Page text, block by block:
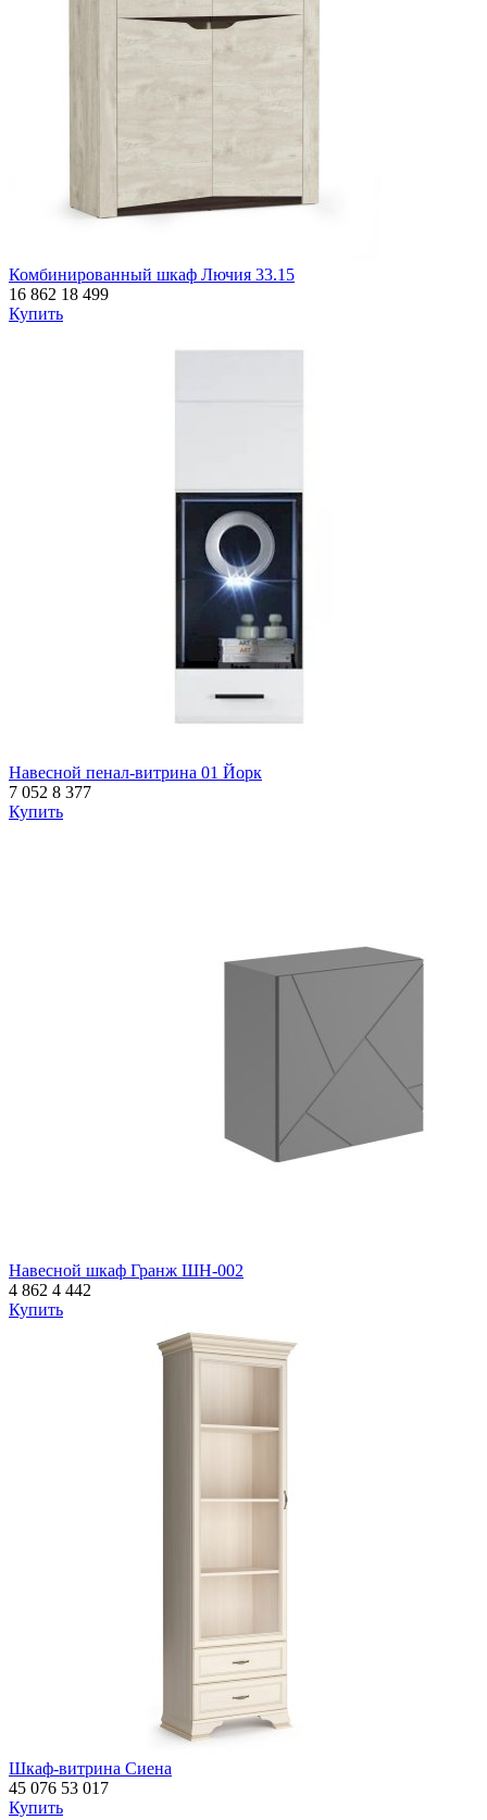
Комбинированный шкаф Лючия 33.15
16 862 18 499
Купить
Навесной пенал-витрина 01 Йорк
7 052 8 377
Купить
Навесной шкаф Гранж ШН-002
4 862 4 442
Купить
Шкаф-витрина Сиена
45 076 53 017
Купить